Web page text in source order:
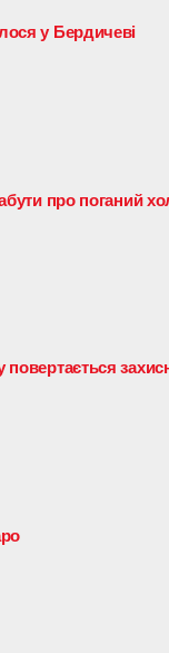
у Бердичеві
про поганий
повертається